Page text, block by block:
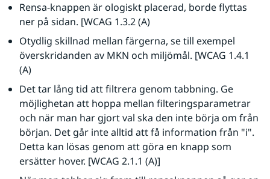
Rensa-knappen är ologiskt placerad, borde flyttas
ner på sidan. [WCAG 1.3.2 (A)
Otydlig skillnad mellan färgerna, se till exempel
överskridanden av MKN och miljömål. [WCAG 1.4.1
(A)
Det tar lång tid att filtrera genom tabbning. Ge
möjlighetan att hoppa mellan filteringsparametrar
och när man har gjort val ska den inte börja om från
början. Det går inte alltid att få information från "i".
Detta kan lösas genom att göra en knapp som
ersätter hover. [WCAG 2.1.1 (A)]